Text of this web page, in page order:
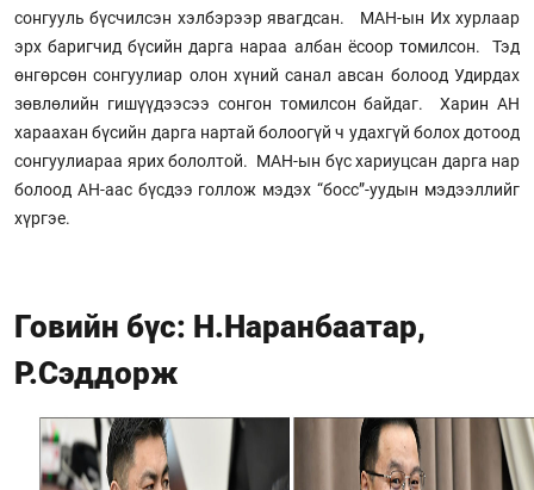
сонгууль бүсчилсэн хэлбэрээр явагдсан. МАН-ын Их хурлаар
эрх баригчид бүсийн дарга нараа албан ёсоор томилсон. Тэд
өнгөрсөн сонгуулиар олон хүний санал авсан болоод Удирдах
зөвлөлийн гишүүдээсээ сонгон томилсон байдаг. Харин АН
хараахан бүсийн дарга нартай болоогүй ч удахгүй болох дотоод
сонгуулиараа ярих бололтой. МАН-ын бүс хариуцсан дарга нар
болоод АН-аас бүсдээ голлож мэдэх “босс”-уудын мэдээллийг
хүргэе.
Говийн бүс: Н.Наранбаатар,
Р.Сэддорж